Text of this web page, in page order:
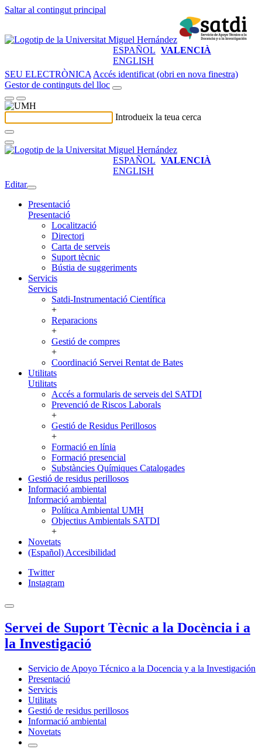
Saltar al contingut principal
ESPAÑOL VALENCIÀ
ENGLISH
SEU ELECTRÒNICA Accés identificat (obri en nova finestra)
Gestor de continguts del lloc
Introdueix la teua cerca
ESPAÑOL VALENCIÀ
ENGLISH
Editar
Presentació
Presentació
Localització
Directori
Carta de serveis
Suport tècnic
Bústia de suggeriments
Servicis
Servicis
Satdi-Instrumentació Científica
+
Reparacions
+
Gestió de compres
+
Coordinació Servei Rentat de Bates
Utilitats
Utilitats
Accés a formularis de serveis del SATDI
Prevenció de Riscos Laborals
+
Gestió de Residus Perillosos
+
Formació en línia
Formació presencial
Substàncies Químiques Catalogades
Gestió de residus perillosos
Informació ambiental
Informació ambiental
Política Ambiental UMH
Objectius Ambientals SATDI
+
Novetats
(Español) Accesibilidad
Twitter
Instagram
Servei de Suport Tècnic a la Docència i a
la Investigació
Servicio de Apoyo Técnico a la Docencia y a la Investigación
Presentació
Servicis
Utilitats
Gestió de residus perillosos
Informació ambiental
Novetats